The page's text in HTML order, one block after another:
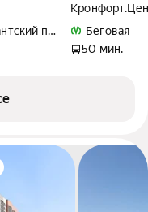
проспектБеговая
50 мин.